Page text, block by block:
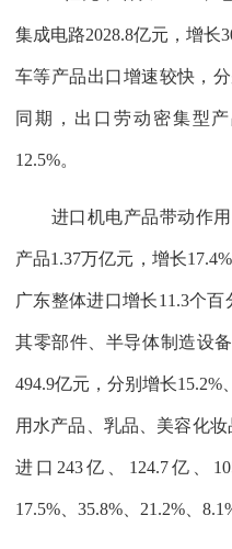
集成电路2028.8亿元，增长
车等产品出口增速较快，分
同期，出口劳动密集型产
12.5%。
进口机电产品带动作用
产品1.37万亿元，增长
广东整体进口增长11.3个
其零部件、半导体制造设备
494.9亿元，分别增长15.2%
用水产品、乳品、美容化
进口243亿、124.7亿、
17.5%、35.8%、21.2%、